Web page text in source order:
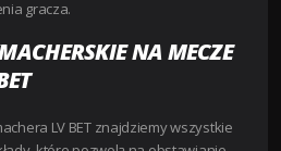
gracza.
NA MECZE
LV BET znajdziemy wszystkie